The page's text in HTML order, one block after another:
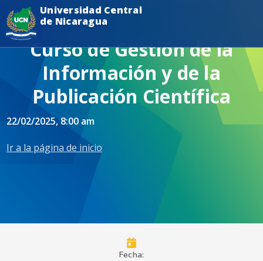
Ir a la página de inicio
22/02/2025, 8:00 am
Curso de Gestión de la
Información y de la
Publicación Científica
Universidad Central
de Nicaragua
Fecha: